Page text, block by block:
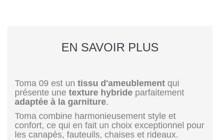
EN SAVOIR PLUS
Toma 09 est un tissu d'ameublement qui
présente une texture hybride parfaitement
adaptée à la garniture.
Toma combine harmonieusement style et
confort, ce qui en fait un choix exceptionnel pour
les canapés, fauteuils, chaises et rideaux.